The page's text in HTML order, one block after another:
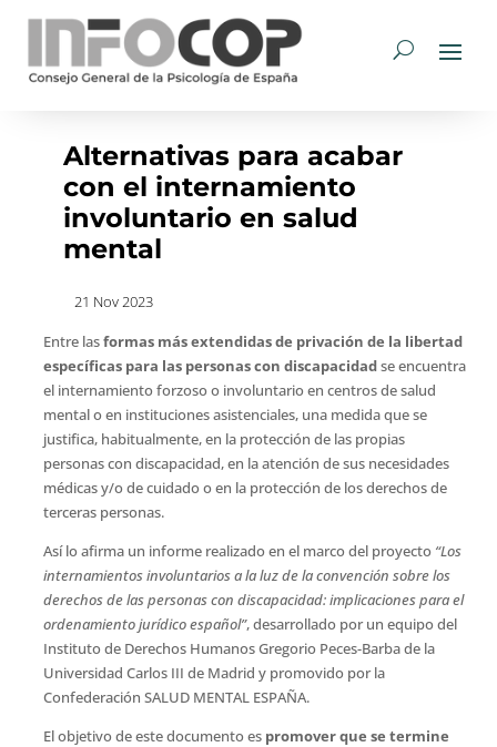
Alternativas para acabar
con el internamiento
involuntario en salud
mental
21 Nov 2023
Entre lasformas más extendidas de privación de la libertad
específicas para las personas con discapacidadse encuentra
el internamiento forzoso o involuntario en centros de salud
mental o en instituciones asistenciales, una medida que se
justifica, habitualmente, en la protección de las propias
personas con discapacidad, en la atención de sus necesidades
médicas y/o de cuidado o en la protección de los derechos de
terceras personas.
Así lo afirma un informe realizado en el marco del proyecto “Los
internamientos involuntarios a la luz de la convención sobre los
derechos de las personas con discapacidad: implicaciones para el
ordenamiento jurídico español”, desarrollado por un equipo del
Instituto de Derechos Humanos Gregorio Peces-Barba de la
Universidad Carlos III de Madrid y promovido por la
Confederación SALUD MENTAL ESPAÑA.
El objetivo de este documento es promover que se termine